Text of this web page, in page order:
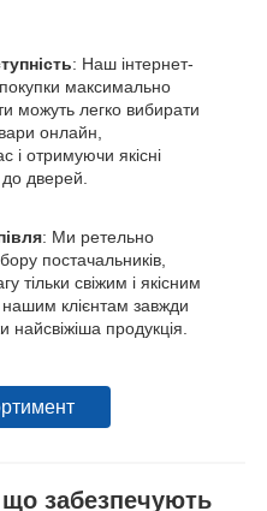
: Наш інтернет-
максимально
можуть легко вибирати
онлайн,
і отримуючи якісні
дверей.
: Ми ретельно
постачальників,
тільки свіжим і якісним
клієнтам завжди
найсвіжіша продукція.
забезпечують